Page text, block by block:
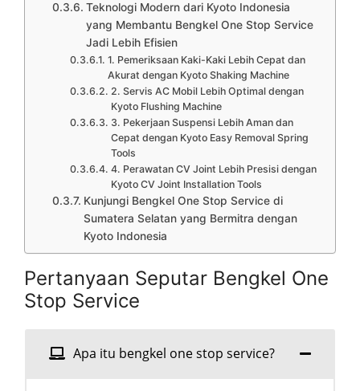
Teknologi Modern dari Kyoto Indonesia
yang Membantu Bengkel One Stop Service
Jadi Lebih Efisien
1. Pemeriksaan Kaki-Kaki Lebih Cepat dan
Akurat dengan Kyoto Shaking Machine
2. Servis AC Mobil Lebih Optimal dengan
Kyoto Flushing Machine
3. Pekerjaan Suspensi Lebih Aman dan
Cepat dengan Kyoto Easy Removal Spring
Tools
4. Perawatan CV Joint Lebih Presisi dengan
Kyoto CV Joint Installation Tools
Kunjungi Bengkel One Stop Service di
Sumatera Selatan yang Bermitra dengan
Kyoto Indonesia
Pertanyaan Seputar Bengkel One
Stop Service
Apa itu bengkel one stop service?